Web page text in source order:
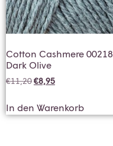
Cotton Cashmere 00218
Dark Olive
€11,20€8,95
In den Warenkorb